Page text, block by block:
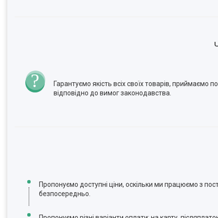
Гарантуємо якість всіх своїх товарів, приймаємо
відповідно до вимог законодавства.
Пропонуємо доступні ціни, оскільки ми працюємо з
безпосередньо.